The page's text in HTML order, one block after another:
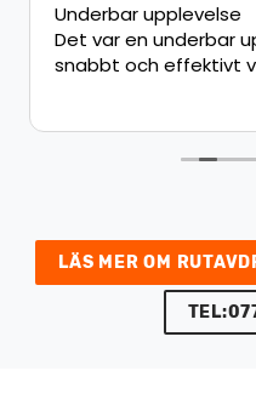
Underbar upplevelse
Det var en underbar
snabbt och effektivt
LÄS MER OM